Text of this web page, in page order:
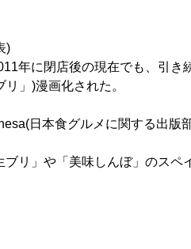
)
年に閉店後の現在でも、引き
」)漫画化された。
日本食グルメに関する出版
リ」や「美味しんぼ」のスペ